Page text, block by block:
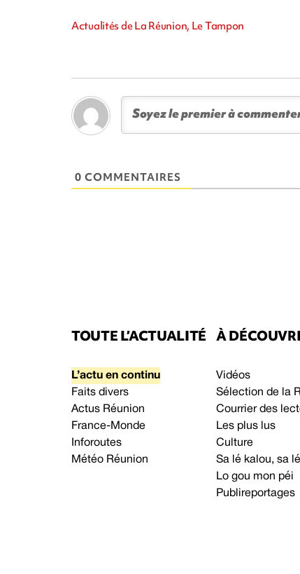
Actualités de La Réunion, Le Tampon
0 COMMENTAIRES
TOUTE L’ACTUALITÉ
L’actu en continu
Faits divers
Actus Réunion
France-Monde
Inforoutes
Météo Réunion
À
Vidéos
Sélection de la
Courrier des
Les plus lus
Culture
Sa lé kalou, sa
Lo gou mon péi
Publireportages